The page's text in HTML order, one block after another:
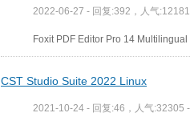
2022-06-27 - 回复:392，人气
Foxit PDF Editor Pro 14
CST Studio Suite 2022 Linux
2021-10-24 - 回复:46，人气:32305 -